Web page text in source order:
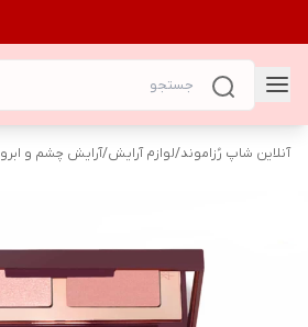
آنلاین شاپ رُزاموند/لوازم آرایش/آرایش چشم و ابرو